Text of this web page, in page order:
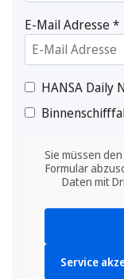
E-Mail Adresse*
HANSA Daily
Sie müssen
Formular
Daten mit
Service